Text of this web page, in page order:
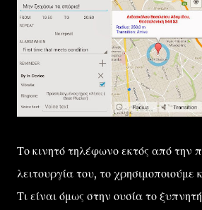
Το κινητό τηλέφωνο εκτός από την
λειτουργία του, το χρησιμοποιούμε
Τι είναι όμως στην ουσία το